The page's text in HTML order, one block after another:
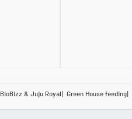
BioBizz & Juju Royal Green House feeding